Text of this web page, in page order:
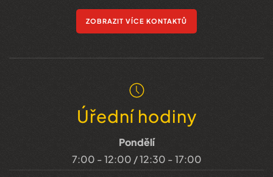
ZOBRAZIT VÍCE KONTAKTŮ
Úřední hodiny
Pondělí
7:00 - 12:00 / 12:30 - 17:00